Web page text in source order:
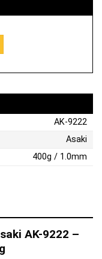
AK-9222 –
AK-9222
Asaki
400g / 1.0mm